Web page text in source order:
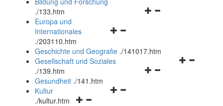
Navigationsmenü
./133.htm
Navigationsmenü
und
schließen
Europa und
Internationales
./203110.htm
Geschichte und Geografie ./141017.htm
Navigationsmenü
Gesellschaft und Soziales
./139.htm
Navigationsmenü
Gesundheit ./141.htm
Navigationsmenü
Kultur
./kultur.htm